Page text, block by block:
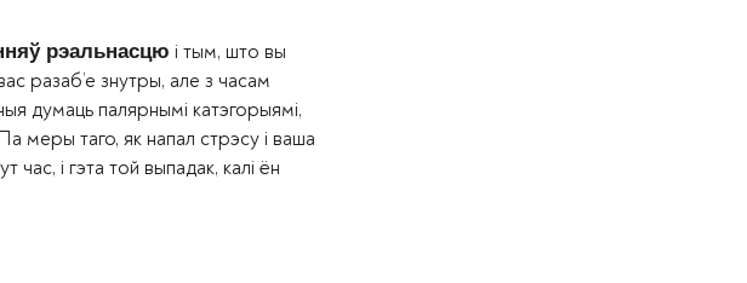
рэальнасцю і тым, што вы
разаб’е знутры, але з часам
думаць палярнымі катэгорыямі,
меры таго, як напал стрэсу і ваша
і гэта той выпадак, калі ён